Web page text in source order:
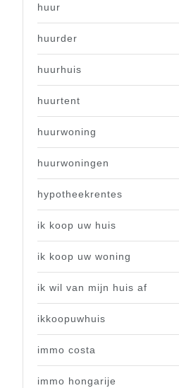
huur
huurder
huurhuis
huurtent
huurwoning
huurwoningen
hypotheekrentes
ik koop uw huis
ik koop uw woning
ik wil van mijn huis af
ikkoopuwhuis
immo costa
immo hongarije